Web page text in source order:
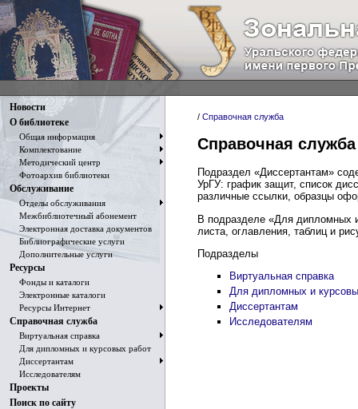
Новости
О библиотеке
Общая информация
Комплектование
Методический центр
Фотоархив библиотеки
Обслуживание
Отделы обслуживания
Межбиблиотечный абонемент
Электронная доставка документов
Библиографические услуги
Дополнительные услуги
Ресурсы
Фонды и каталоги
Электронные каталоги
Ресурсы Интернет
Справочная служба
Виртуальная справка
Для дипломных и курсовых работ
Диссертантам
Исследователям
Проекты
Поиск по сайту
/ Справочная служба
Справочная служба
Подраздел «Диссертантам»
УрГУ: график защит, список
различные ссылки, образцы
В подразделе «Для дипломных
листа, оглавления, таблиц и
Подразделы
Виртуальная справка
Для дипломных и
Диссертантам
Исследователям